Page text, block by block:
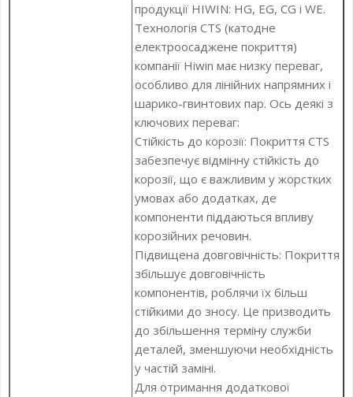
продукції HIWIN: HG, EG, CG і WE.
Технологія CTS (катодне
електроосаджене покриття)
компанії Hiwin має низку переваг,
особливо для лінійних напрямних і
шарико-гвинтових пар. Ось деякі з
ключових переваг:
Стійкість до корозії: Покриття CTS
забезпечує відмінну стійкість до
корозії, що є важливим у жорстких
умовах або додатках, де
компоненти піддаються впливу
корозійних речовин.
Підвищена довговічність: Покриття
збільшує довговічність
компонентів, роблячи їх більш
стійкими до зносу. Це призводить
до збільшення терміну служби
деталей, зменшуючи необхідність
у частій заміні.
Для отримання додаткової